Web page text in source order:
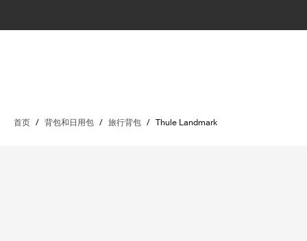
首页 / 背包和日用包 / 旅行背包 / Thule Landmark